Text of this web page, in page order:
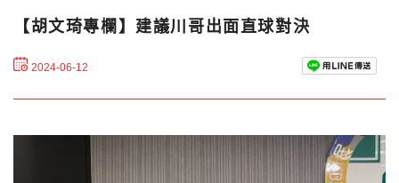
【胡文琦專欄】建議川哥出面直球對決
2024-06-12